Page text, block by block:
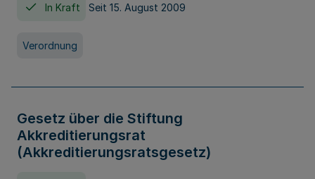
In Kraft Seit 15. August 2009
Verordnung
Gesetz über die Stiftung
Akkreditierungsrat
(Akkreditierungsratsgesetz)